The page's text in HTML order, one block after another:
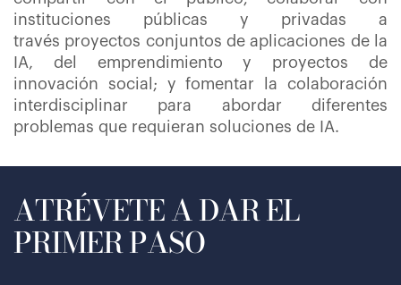
instituciones públicas y privadas a
través proyectos conjuntos de aplicaciones de la
IA, del emprendimiento y proyectos de
innovación social; y fomentar la colaboración
interdisciplinar para abordar diferentes
problemas que requieran soluciones de IA.
ATRÉVETE A DAR EL
PRIMER PASO